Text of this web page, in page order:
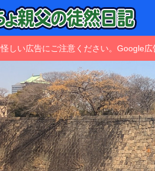
怪しい広告にご注意ください。Google